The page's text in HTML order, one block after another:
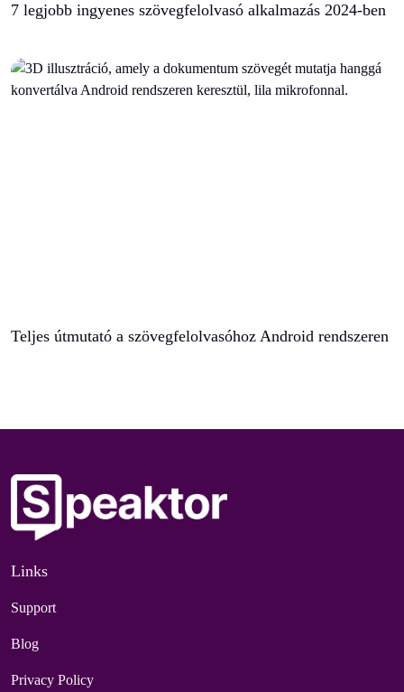
7 legjobb ingyenes szövegfelolvasó alkalmazás 2024-ben
Teljes útmutató a szövegfelolvasóhoz Android rendszeren
Links
Support
Blog
Privacy Policy